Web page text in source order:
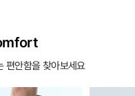
편안함을 찾아보세요